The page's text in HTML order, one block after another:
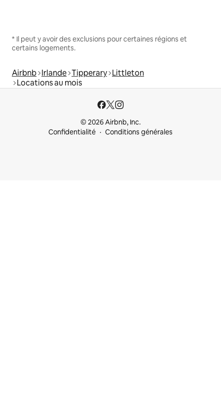
* Il peut y avoir des exclusions pour certaines régions et
certains logements.
Airbnb Irlande Tipperary Littleton
Locations au mois
© 2026 Airbnb, Inc.
Confidentialité
Conditions générales